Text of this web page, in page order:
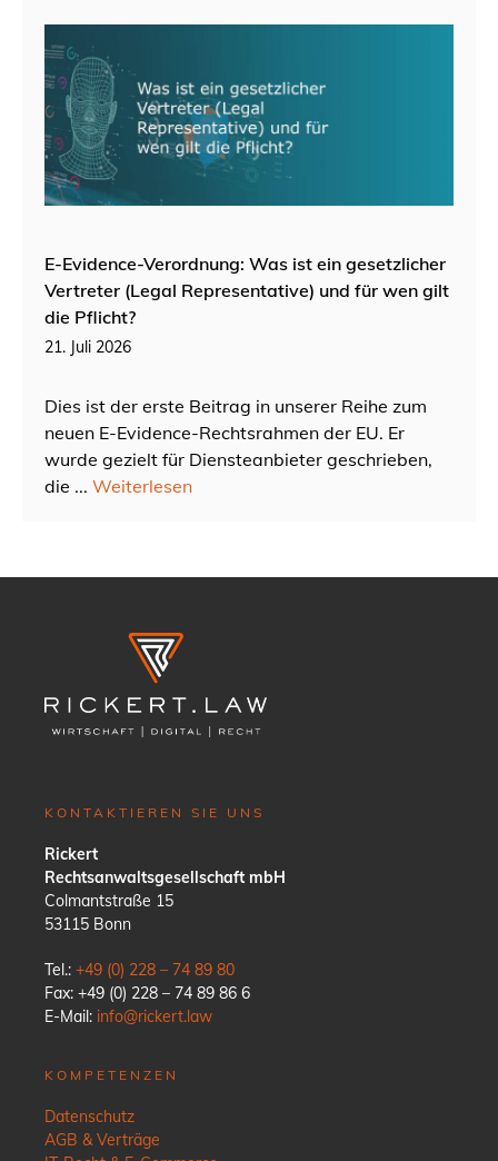
E-Evidence-Verordnung: Was ist ein gesetzlicher
Vertreter (Legal Representative) und für wen gilt
die Pflicht?
21. Juli 2026
Dies ist der erste Beitrag in unserer Reihe zum
neuen E-Evidence-Rechtsrahmen der EU. Er
wurde gezielt für Diensteanbieter geschrieben,
die ... Weiterlesen
KONTAKTIEREN SIE UNS
Rickert
Rechtsanwaltsgesellschaft mbH
Colmantstraße 15
53115 Bonn
Tel.: +49 (0) 228 – 74 89 80
Fax: +49 (0) 228 – 74 89 86 6
E-Mail: info@rickert.law
KOMPETENZEN
Datenschutz
AGB & Verträge